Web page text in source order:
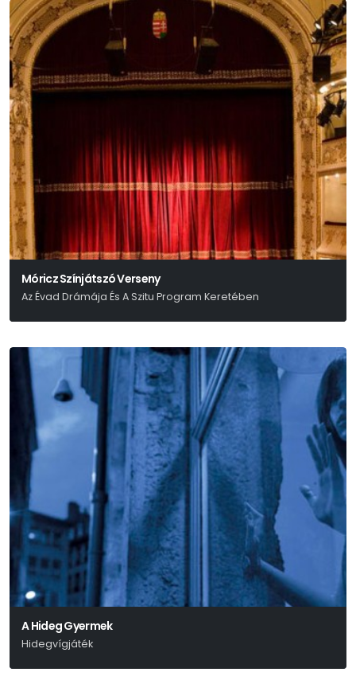
Móricz Színjátszó Verseny
Az Évad Drámája És A Szitu Program Keretében
A Hideg Gyermek
Hidegvígjáték